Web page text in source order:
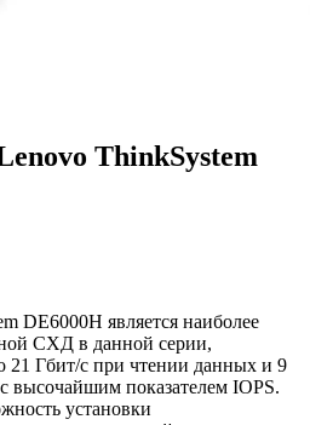
ThinkSystem
DE6000H является наиболее
СХД в данной серии,
21 Гбит/с при чтении данных и 9
высочайшим показателем IOPS.
установки